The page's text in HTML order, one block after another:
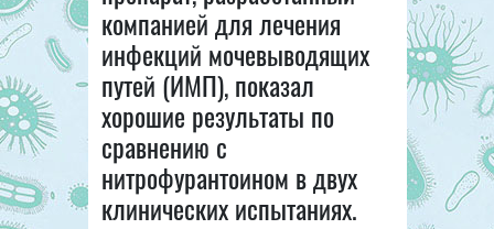
компанией для лечения
инфекций мочевыводящих
путей (ИМП), показал
хорошие результаты по
сравнению с
нитрофурантоином в двух
клинических испытаниях.